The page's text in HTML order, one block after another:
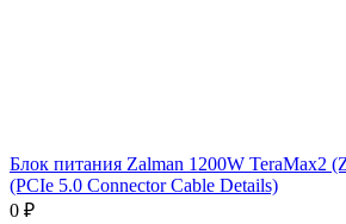
Блок питания Zalman 1200W TeraMax2
(PCIe 5.0 Connector Cable Details)
0 ₽